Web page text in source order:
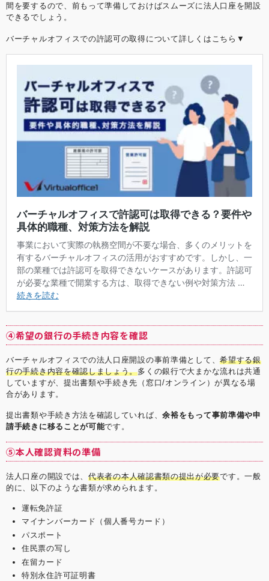
間を要するので、前もって準備しておけばスムーズに法人口座を開設
できるでしょう。
バーチャルオフィスでの許認可の取得について詳しくはこちら▼
④希望の銀行の手続き内容を確認
バーチャルオフィスでの法人口座開設の事前準備として、希望する銀
行の手続き内容を確認しましょう。多くの銀行で大まかな流れは共通
していますが、提出書類や手続き先（窓口/オンライン）が異なる場
合があります。
提出書類や手続き方法を確認していれば、余裕をもって事前準備や申
請手続きに移ることが可能です。
⑤本人確認資料の準備
法人口座の開設では、 代表者の本人確認書類の提出が必要です。一般
的に、以下のような書類が求められます。
運転免許証
マイナンバーカード（個人番号カード）
パスポート
住民票の写し
在留カード
特別永住許可証明書